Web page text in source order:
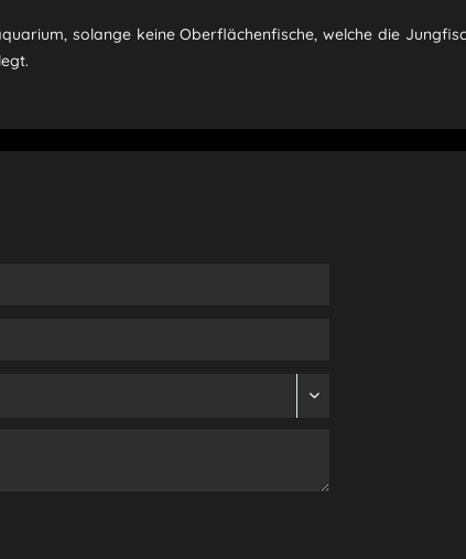
solange keine Oberflächenfische, welche die